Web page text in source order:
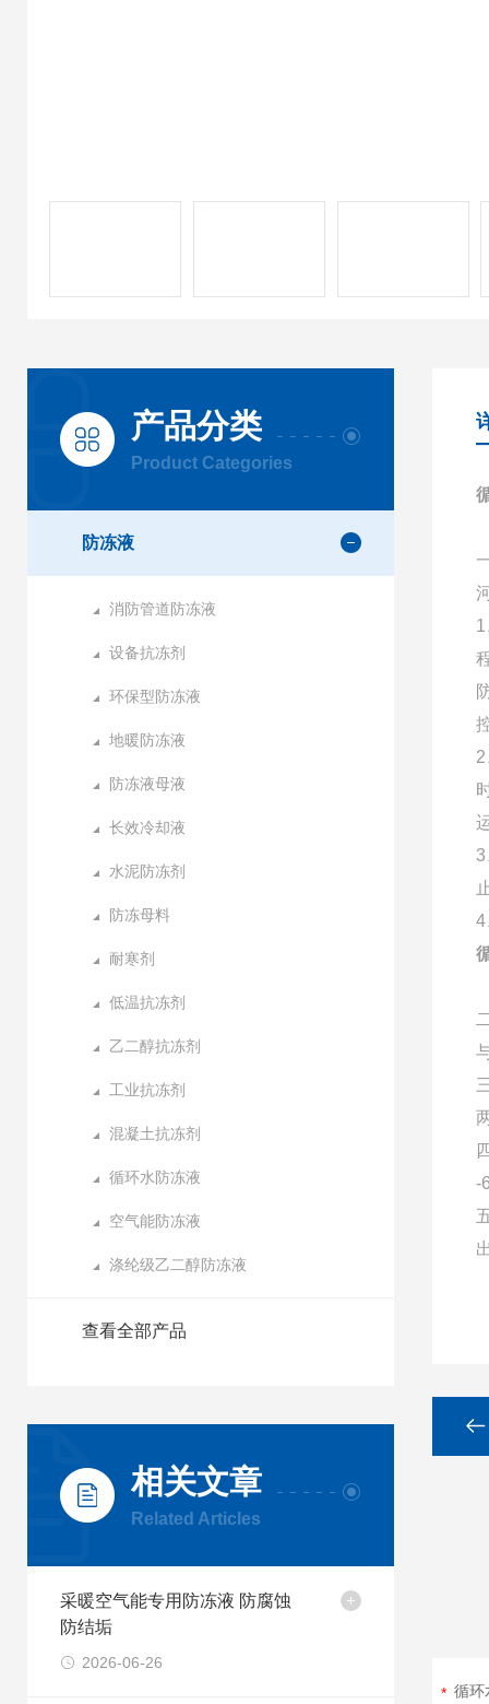
产品分类
Product Categories
防冻液
消防管道防冻液
设备抗冻剂
环保型防冻液
地暖防冻液
防冻液母液
长效冷却液
水泥防冻剂
防冻母料
耐寒剂
低温抗冻剂
乙二醇抗冻剂
工业抗冻剂
混凝土抗冻剂
循环水防冻液
空气能防冻液
涤纶级乙二醇防冻液
查看全部产品
相关文章
Related Articles
采暖空气能专用防冻液 防腐蚀
防结垢
2026-06-26
3
4
-